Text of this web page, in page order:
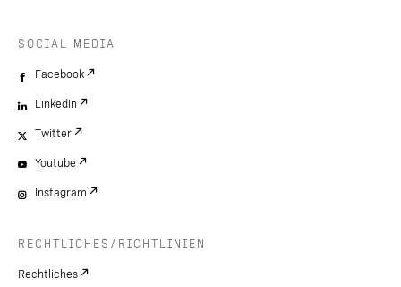
SOCIAL MEDIA
Facebook
LinkedIn
Twitter
Youtube
Instagram
RECHTLICHES/RICHTLINIEN
Rechtliches